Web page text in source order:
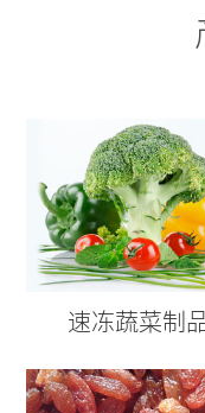
速冻蔬菜制